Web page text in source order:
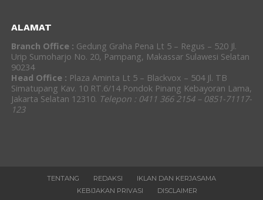
ALAMAT
Branch Office : Gedung Graha Pena Lt 5 – Regus – 520 Jl.
Urip Sumoharjo No. 20, Pampang, Makassar Sulawesi Selatan
90234
Head Office : Plaza Aminta Lt 5 – Blackvox – 504 Jl. TB
Simatupang Kav. 10 RT.6/14 Pondok Pinang Kebayoran Lama,
Jakarta Selatan 12310. Telepon : 0411 366 2154 – 0851-71117-
123
TENTANG REDAKSI
IKLAN DAN KERJASAMA
KEBIJAKAN PRIVASI
DISCLAIMER